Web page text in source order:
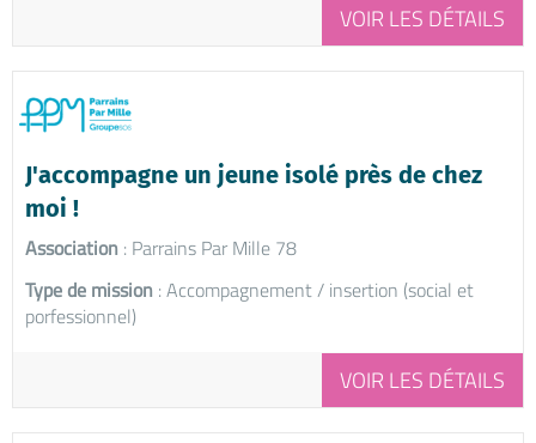
VOIR LES DÉTAILS
J'accompagne un jeune isolé près de chez
moi !
Association : Parrains Par Mille 78
Type de mission : Accompagnement / insertion (social et
porfessionnel)
VOIR LES DÉTAILS